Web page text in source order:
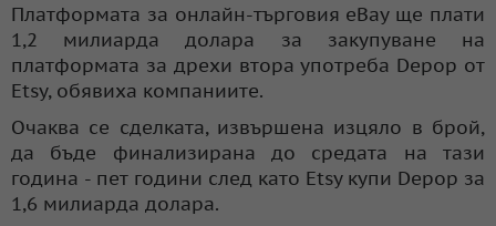
Платформата за онлайн-търговия eBay ще плати
1,2 милиарда долара за закупуване на
платформата за дрехи втора употреба Depop от
Etsy, обявиха компаниите.
Очаква се сделката, извършена изцяло в брой,
да бъде финализирана до средата на тази
година - пет години след като Etsy купи Depop за
1,6 милиарда долара.